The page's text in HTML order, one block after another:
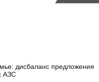
дисбаланс предложения
АЗС